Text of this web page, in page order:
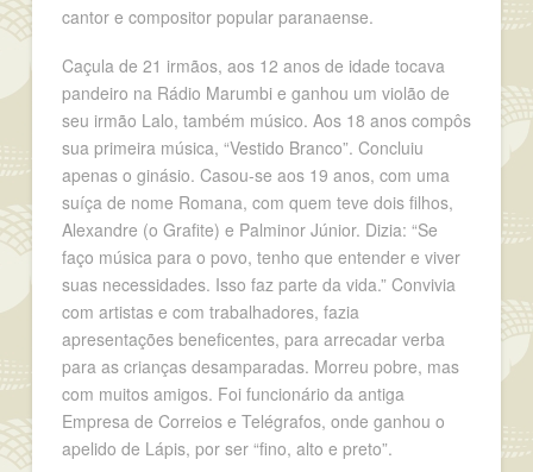
cantor e compositor popular paranaense.
Caçula de 21 irmãos, aos 12 anos de idade tocava
pandeiro na Rádio Marumbi e ganhou um violão de
seu irmão Lalo, também músico. Aos 18 anos compôs
sua primeira música, “Vestido Branco”. Concluiu
apenas o ginásio. Casou-se aos 19 anos, com uma
suíça de nome Romana, com quem teve dois filhos,
Alexandre (o Grafite) e Palminor Júnior. Dizia: “Se
faço música para o povo, tenho que entender e viver
suas necessidades. Isso faz parte da vida.” Convivia
com artistas e com trabalhadores, fazia
apresentações beneficentes, para arrecadar verba
para as crianças desamparadas. Morreu pobre, mas
com muitos amigos. Foi funcionário da antiga
Empresa de Correios e Telégrafos, onde ganhou o
apelido de Lápis, por ser “fino, alto e preto”.